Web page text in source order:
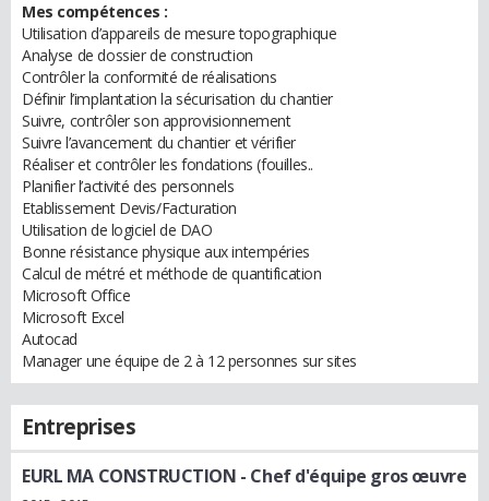
Mes compétences :
Utilisation d’appareils de mesure topographique
Analyse de dossier de construction
Contrôler la conformité de réalisations
Définir l’implantation la sécurisation du chantier
Suivre, contrôler son approvisionnement
Suivre l’avancement du chantier et vérifier
Réaliser et contrôler les fondations (fouilles..
Planifier l’activité des personnels
Etablissement Devis/Facturation
Utilisation de logiciel de DAO
Bonne résistance physique aux intempéries
Calcul de métré et méthode de quantification
Microsoft Office
Microsoft Excel
Autocad
Manager une équipe de 2 à 12 personnes sur sites
Entreprises
EURL MA CONSTRUCTION - Chef d'équipe gros œuvre